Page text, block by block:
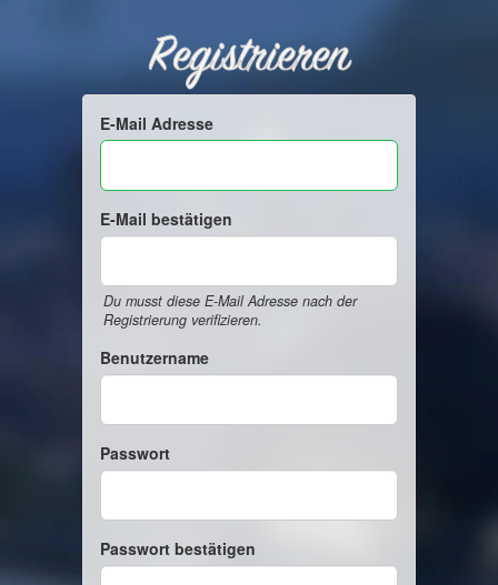
Registrieren
E-Mail Adresse
E-Mail bestätigen
Du musst diese E-Mail Adresse nach der
Registrierung verifizieren.
Benutzername
Passwort
Passwort bestätigen